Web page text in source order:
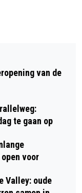
VANvan de
te gaan op
voor
Valley: oude